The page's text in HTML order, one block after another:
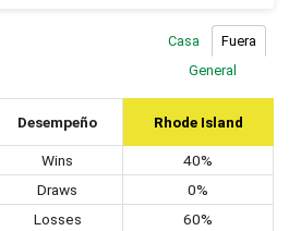
Casa
Fuera
General
Desempeño Rhode Island
Wins
40%
Draws
0%
Losses
60%